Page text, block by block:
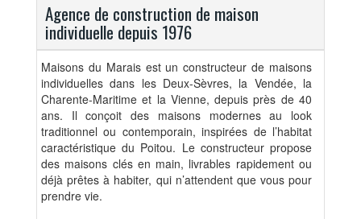
Agence de construction de maison
individuelle depuis 1976
Maisons du Marais est un constructeur de maisons
individuelles dans les Deux-Sèvres, la Vendée, la
Charente-Maritime et la Vienne, depuis près de 40
ans. Il conçoit des maisons modernes au look
traditionnel ou contemporain, inspirées de l’habitat
caractéristique du Poitou. Le constructeur propose
des maisons clés en main, livrables rapidement ou
déjà prêtes à habiter, qui n’attendent que vous pour
prendre vie.